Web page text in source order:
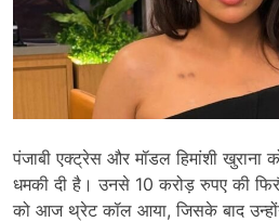
पंजाबी एक्ट्रेस और मॉडल हिमांशी खुराना
धमकी दी है। उनसे 10 करोड़ रुपए की
को आज थ्रेट कॉल आया, जिसके बाद